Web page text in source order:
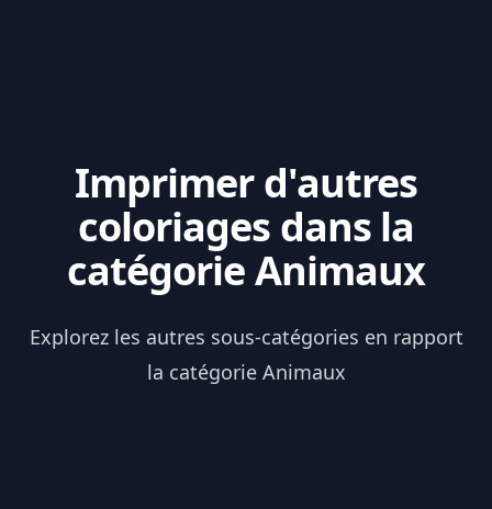
Imprimer d'autres
coloriages dans la
catégorie Animaux
Explorez les autres sous-catégories en rapport
la catégorie Animaux